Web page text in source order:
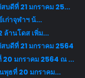
ดีที่ 21 มกราคม 25...
ก่าจุฬาฯ น้...
ล้านโดส เพิ่ม...
ดีที่ 21 มกราคม 2564
มกราคม 2564 ณ ...
พุธที่ 20 มกราคม...